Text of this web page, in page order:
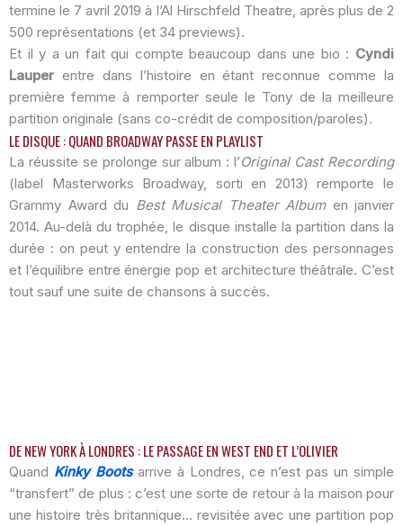
termine le 7 avril 2019 à l’Al Hirschfeld Theatre, après plus de 2
500 représentations (et 34 previews).
Et il y a un fait qui compte beaucoup dans une bio : Cyndi
Lauper entre dans l’histoire en étant reconnue comme la
première femme à remporter seule le Tony de la meilleure
partition originale (sans co-crédit de composition/paroles).
LE DISQUE : QUAND BROADWAY PASSE EN PLAYLIST
La réussite se prolonge sur album : l’Original Cast Recording
(label Masterworks Broadway, sorti en 2013) remporte le
Grammy Award du Best Musical Theater Albumen janvier
2014. Au-delà du trophée, le disque installe la partition dans la
durée : on peut y entendre la construction des personnages
et l’équilibre entre énergie pop et architecture théâtrale. C’est
tout sauf une suite de chansons à succès.
DE NEW YORK À LONDRES : LE PASSAGE EN WEST END ET L’OLIVIER
Quand Kinky Bootsarrive à Londres, ce n’est pas un simple
“transfert” de plus : c’est une sorte de retour à la maison pour
une histoire très britannique… revisitée avec une partition pop